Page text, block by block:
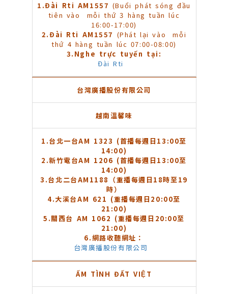
1.Đài Rti AM1557 (Buổi phát sóng đầu
tiên vào mỗi thứ 3 hàng tuần lúc
16:00-17:00)
2.Đài Rti AM1557 (Phát lại vào mỗi
thứ 4 hàng tuần lúc 07:00-08:00)
3.Nghe trực tuyến tại:
Đài Rti
台灣廣播股份有限公司
越南溫馨味
1.台北一台AM 1323 (首播每週日13:00至
14:00)
2.新竹電台AM 1206 (首播每週日13:00至
14:00)
3.台北二台AM1188（重播每週日18時至19
時）
4.大溪台AM 621 (重播每週日20:00至
21:00)
5.關西台 AM 1062 (重播每週日20:00至
21:00)
6.網路收聽網址：
台灣廣播股份有限公司
ẤM TÌNH ĐẤT VIỆT